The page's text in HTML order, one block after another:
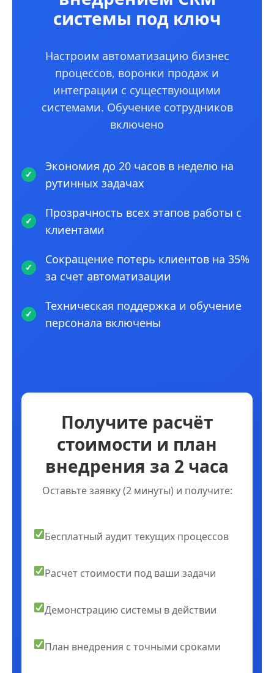
системы под ключ
Настроим автоматизацию бизнес
процессов, воронки продаж и
интеграции с существующими
системами. Обучение сотрудников
включено
Экономия до 20 часов в неделю на
рутинных задачах
Прозрачность всех этапов работы с
клиентами
Сокращение потерь клиентов на 35%
за счет автоматизации
Техническая поддержка и обучение
персонала включены
Получите расчёт
стоимости и план
внедрения за 2 часа
Оставьте заявку (2 минуты) и получите:
Бесплатный аудит текущих процессов
Расчет стоимости под ваши задачи
Демонстрацию системы в действии
План внедрения с точными сроками